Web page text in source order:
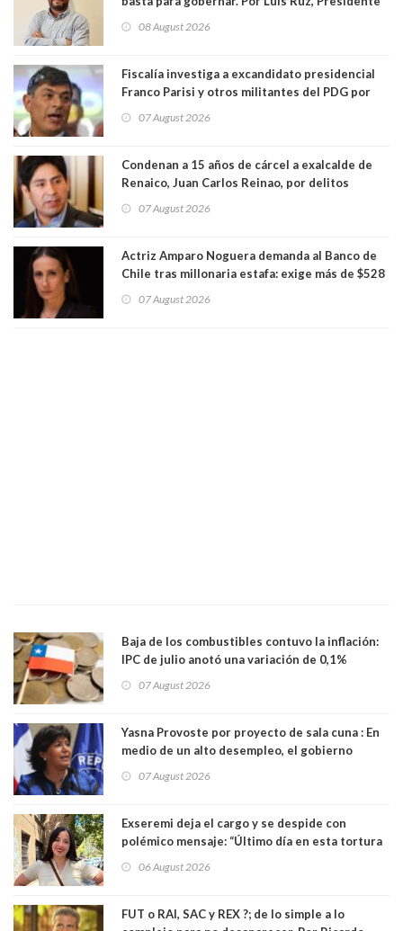
08 August 2026
Fiscalía investiga a excandidato presidencial
Franco Parisi y otros militantes del PDG por
07 August 2026
Condenan a 15 años de cárcel a exalcalde de
Renaico, Juan Carlos Reinao, por delitos
07 August 2026
Actriz Amparo Noguera demanda al Banco de
Chile tras millonaria estafa: exige más de $528
07 August 2026
Baja de los combustibles contuvo la inflación:
IPC de julio anotó una variación de 0,1%
07 August 2026
Yasna Provoste por proyecto de sala cuna : En
medio de un alto desempleo, el gobierno
07 August 2026
Exseremi deja el cargo y se despide con
polémico mensaje: “Último día en esta tortura
06 August 2026
FUT o RAI, SAC y REX ?; de lo simple a lo